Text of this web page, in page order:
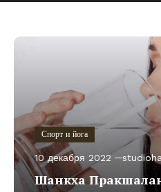
Спорт и йога
10 декабря 2022
Шанкха